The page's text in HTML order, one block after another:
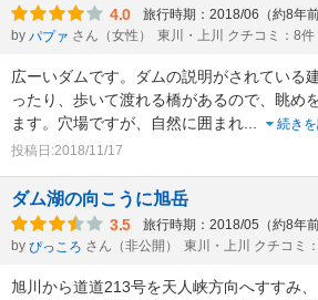
4.0 旅行時期：2018/06（約8年前
by パプァ さん（女性） 東川・上川 クチコミ：8件
広ーいダムです。ダムの説明がされている
ったり、歩いて渡れる橋があるので、眺め
ます。穴場ですが、自然に囲まれ...
続き
投稿日:2018/11/17
ダム湖の向こうに旭岳
3.5 旅行時期：2018/05（約8年前
by ぴっころ さん（非公開） 東川・上川 クチコミ
旭川から道道213号を天人峡方向へすすみ